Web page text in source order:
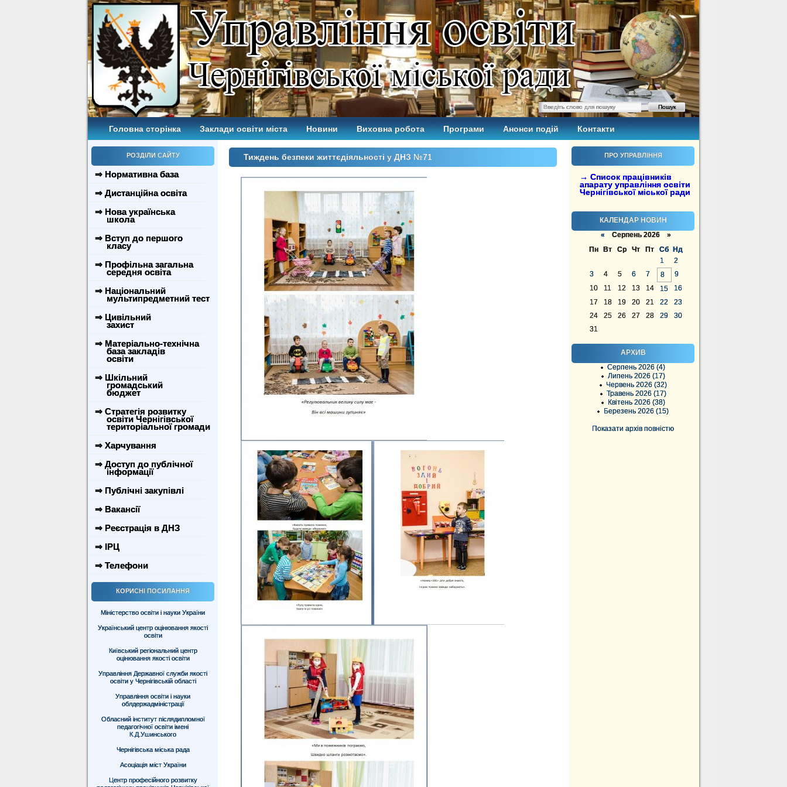
Головна сторінка Заклади освіти міста Новини Виховна робота Програми Анонси подій Контакти
РОЗДІЛИ САЙТУ
⇒ Нормативна база
⇒ Дистанційна освіта
⇒ Нова українська
школа
⇒ Вступ до першого
класу
⇒ Профільна загальна
середня освіта
⇒ Національний
мультипредметний тест
⇒ Цивільний
захист
⇒ Матеріально-технічна
база закладів
освіти
⇒ Шкільний
громадський
бюджет
⇒ Стратегія розвитку
освіти Чернігівської
територіальної громади
⇒ Харчування
⇒ Доступ до публічної
інформації
⇒ Публічні закупівлі
⇒ Вакансії
⇒ Реєстрація в ДНЗ
⇒ ІРЦ
⇒ Телефони
КОРИСНІ ПОСИЛАННЯ
Міністерство освіти і науки України
Український центр оцінювання якості
освіти
Київський регіональний центр
оцінювання якості освіти
Управління Державної служби якості
освіти у Чернігівській області
Управління освіти і науки
облдержадміністрації
Обласний інститут післядипломної
педагогічної освіти імені
К.Д.Ушинського
Чернігівська міська рада
Асоціація міст України
Центр професійного розвитку
ПРО УПРАВЛІННЯ
→ Список працівників
апарату управління освіти
Чернігівської міської ради
КАЛЕНДАР НОВИН
« Серпень 2026 »
Пн
Вт Ср Чт Пт Сб
Нд
1
2
3
4 5 6 7 8
9
10
11 12 13 14 15
16
17
18 19 20 21 22
23
24
25 26 27 28 29
30
31
АРХИВ
Серпень 2026 (4)
Липень 2026 (17)
Червень 2026 (32)
Травень 2026 (17)
Квітень 2026 (38)
Березень 2026 (15)
Показати архів повністю
Тиждень безпеки життєдіяльності у ДНЗ №71